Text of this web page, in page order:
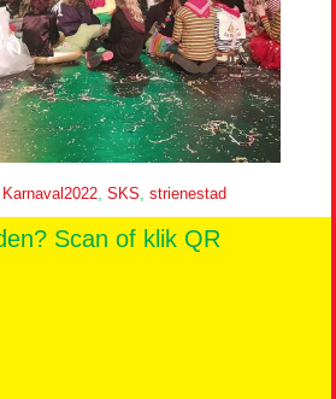
Karnaval2022 ,SKS ,strienestad
Scan of klik QR